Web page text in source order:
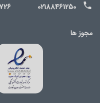
02188461250
مجوز ها